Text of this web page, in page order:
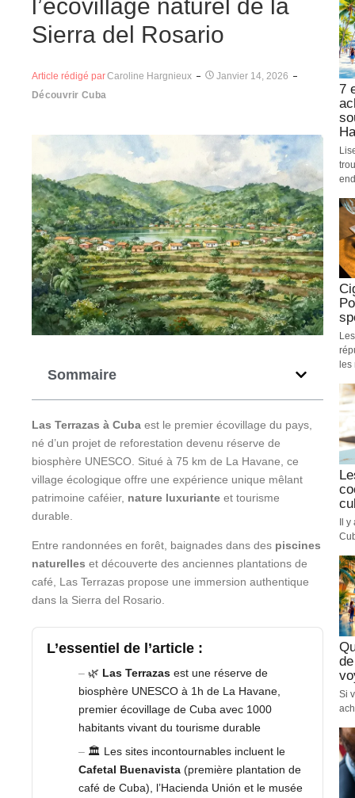
l’écovillage naturel de la
Sierra del Rosario
Article rédigé parCaroline Hargnieux
Janvier 14, 2026
Découvrir Cuba
Sommaire
Las Terrazas à Cuba est le premier écovillage du pays,
né d’un projet de reforestation devenu réserve de
biosphère UNESCO. Situé à 75 km de La Havane, ce
village écologique offre une expérience unique mêlant
patrimoine caféier, nature luxuriante et tourisme
durable.
Entre randonnées en forêt, baignades dans des piscines
naturelles et découverte des anciennes plantations de
café, Las Terrazas propose une immersion authentique
dans la Sierra del Rosario.
L’essentiel de l’article :
🌿 Las Terrazas est une réserve de
biosphère UNESCO à 1h de La Havane,
premier écovillage de Cuba avec 1000
habitants vivant du tourisme durable
🏛️ Les sites incontournables incluent le
Cafetal Buenavista (première plantation de
café de Cuba), l’Hacienda Unión et le musée
7
Il
Si